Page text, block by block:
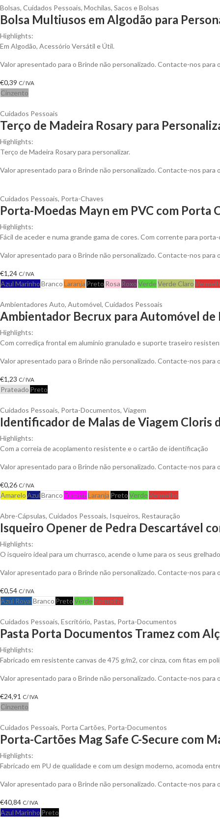
Bolsas, Cuidados Pessoais, Mochilas, Sacos e Bolsas
Bolsa Multiusos em Algodão para
Highlights:
Em Algodão, Acessório Versátil e Útil.
Valor apresentado para o Brinde não personalizado. Contacte-nos
€0,39 C/ IVA
Cinzento
Cuidados Pessoais
Terço de Madeira Rosary para
Highlights:
Terço de Madeira Rosary para personalizar.
Valor apresentado para o Brinde não personalizado. Contacte-nos
Cuidados Pessoais, Porta-Chaves
Porta-Moedas Mayn em PVC com Porta
Highlights:
Fácil de aceder e numa grande gama de cores. Com corrente para
Valor apresentado para o Brinde não personalizado. Contacte-nos
€1,24 C/ IVA
Azul MarinhoBrancoLaranja Preto Rosa RoxoVerdeVerde Claro
Ambientadores Auto, Automóvel, Cuidados Pessoais
Ambientador Becrux para Automóvel de
Highlights:
Com corrediça frontal em alumínio granulado e suporte traseiro
Valor apresentado para o Brinde não personalizado. Contacte-nos
€1,23 C/ IVA
Prateado Preto
Cuidados Pessoais, Porta-Documentos, Viagem
Identificador de Malas de Viagem Cloris
Highlights:
Com a correia de acoplamento resistente e o cartão de identificação
Valor apresentado para o Brinde não personalizado. Contacte-nos
€0,26 C/ IVA
AmareloAzulBrancoFuchsiaLaranja PretoVerdeVermelho
Abre-Cápsulas, Cuidados Pessoais, Isqueiros, Restauração
Isqueiro Opener de Pedra Descartável
Highlights:
O isqueiro ideal para um churrasco, acende o lume para os seus
Valor apresentado para o Brinde não personalizado. Contacte-nos
€0,54 C/ IVA
Azul RoyalBranco PretoVerdeVermelho
Cuidados Pessoais, Escritório, Pastas, Porta-Documentos
Pasta Porta Documentos Tramez com
Highlights:
Fabricado em resistente canvas de 475 g/m2, cor cinza, com fitas em
Valor apresentado para o Brinde não personalizado. Contacte-nos
€24,91 C/ IVA
Cinzento
Cuidados Pessoais, Porta Cartões, Porta-Documentos
Porta-Cartões Mag Safe C-Secure com
Highlights:
Fabricado em PU de qualidade e com um design moderno, acomoda
Valor apresentado para o Brinde não personalizado. Contacte-nos
€40,84 C/ IVA
Azul Marinho Preto